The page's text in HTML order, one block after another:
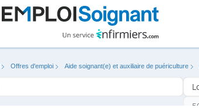
Offres d'emploi Aide soignant(e) et auxiliaire de puériculture